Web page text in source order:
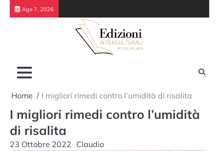
Skip
Ago 7, 2026
Home I migliori rimedi contro l’umidità di risalita
I migliori rimedi contro l’umidità
di risalita
23 Ottobre 2022 Claudio